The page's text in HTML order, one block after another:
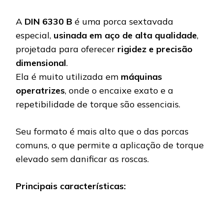
A DIN 6330 B é uma porca sextavada
especial, usinada em aço de alta qualidade,
projetada para oferecer rigidez e precisão
dimensional.
Ela é muito utilizada em máquinas
operatrizes, onde o encaixe exato e a
repetibilidade de torque são essenciais.
Seu formato é mais alto que o das porcas
comuns, o que permite a aplicação de torque
elevado sem danificar as roscas.
Principais características: